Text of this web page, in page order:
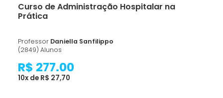
Curso de Administração Hospitalar na
Prática
Professor Daniella Sanfilippo
(2849) Alunos
R$ 277.00
10x de R$ 27,70